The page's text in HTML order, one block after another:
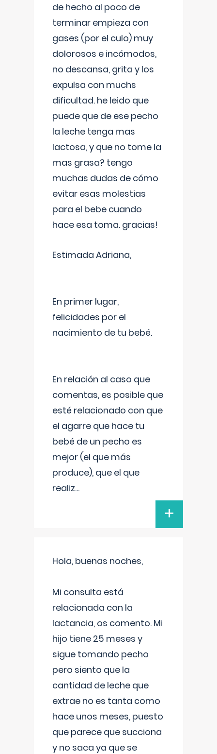
de hecho al poco de
terminar empieza con
gases (por el culo) muy
dolorosos e incómodos,
no descansa, grita y los
expulsa con muchs
dificultad. he leido que
puede que de ese pecho
la leche tenga mas
lactosa, y que no tome la
mas grasa? tengo
muchas dudas de cómo
evitar esas molestias
para el bebe cuando
hace esa toma. gracias!
Estimada Adriana,
En primer lugar,
felicidades por el
nacimiento de tu bebé.
En relación al caso que
comentas, es posible que
esté relacionado con que
el agarre que hace tu
bebé de un pecho es
mejor (el que más
produce), que el que
realiz...
+
Hola, buenas noches,
Mi consulta está
relacionada con la
lactancia, os comento. Mi
hijo tiene 25 meses y
sigue tomando pecho
pero siento que la
cantidad de leche que
extrae no es tanta como
hace unos meses, puesto
que parece que succiona
y no saca ya que se